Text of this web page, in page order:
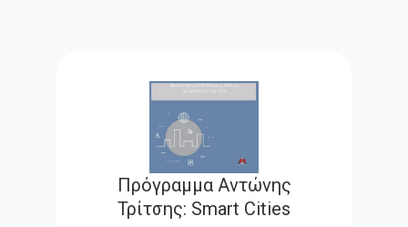
Πρόγραμμα Αντώνης
Τρίτσης: Smart Cities